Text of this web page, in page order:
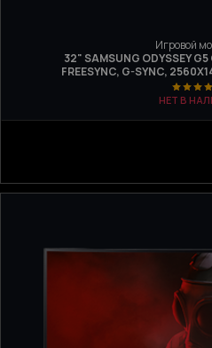
Игровой
32" SAMSUNG ODYSSEY
FREESYNC, G-SYNC,
НЕТ В